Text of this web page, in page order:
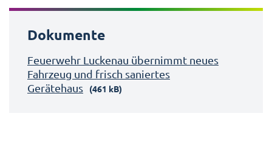
Dokumente
Feuerwehr Luckenau übernimmt neues
Fahrzeug und frisch saniertes
Gerätehaus
(461 kB)